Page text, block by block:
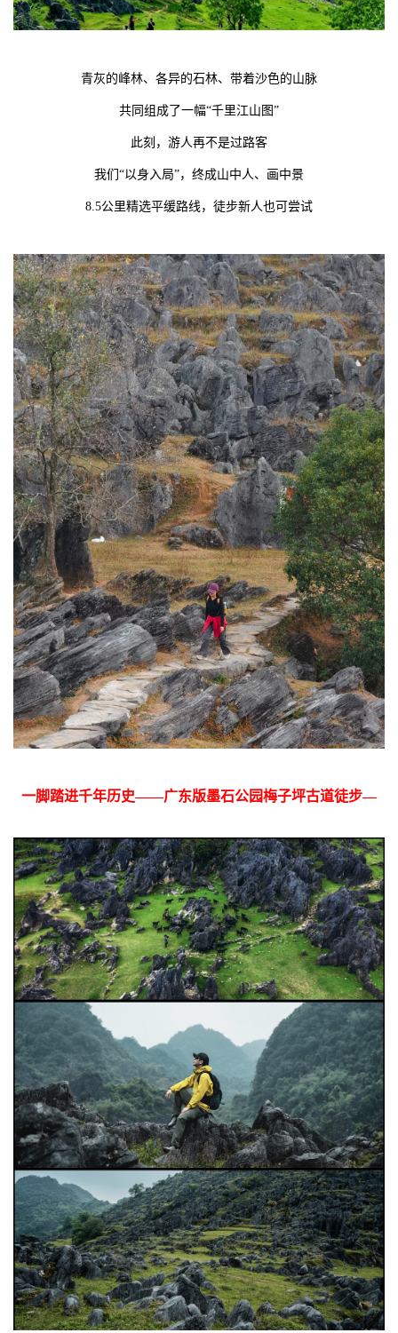
青灰的峰林、各异的石林、带着沙色的山脉
共同组成了一幅“千里江山图”
此刻，游人再不是过路客
我们“以身入局”，终成山中人、画中景
8.5公里精选平缓路线，徒步新人也可尝试
一脚踏进千年历史——广东版墨石公园梅子坪古道徒步—